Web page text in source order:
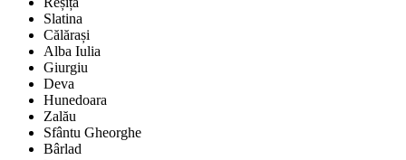
Slatina
Călărași
Alba Iulia
Giurgiu
Deva
Hunedoara
Zalău
Sfântu Gheorghe
Bârlad